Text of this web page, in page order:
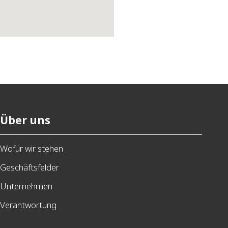
Über uns
Wofür wir stehen
Geschäftsfelder
Unternehmen
Verantwortung